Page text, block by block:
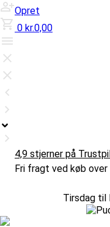
Opret
0 kr.0,00
4,9 stjerner på
Fri fragt ved køb over
Tirsdag til